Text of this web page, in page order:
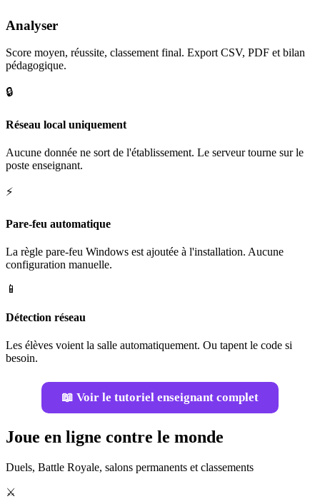
Analyser
Score moyen, réussite, classement final. Export CSV, PDF et bilan
pédagogique.
🔒
Réseau local uniquement
Aucune donnée ne sort de l'établissement. Le serveur tourne sur le
poste enseignant.
⚡
Pare-feu automatique
La règle pare-feu Windows est ajoutée à l'installation. Aucune
configuration manuelle.
📱
Détection réseau
Les élèves voient la salle automatiquement. Ou tapent le code si
besoin.
📖 Voir le tutoriel enseignant complet
Joue en ligne contre le monde
Duels, Battle Royale, salons permanents et classements
⚔️